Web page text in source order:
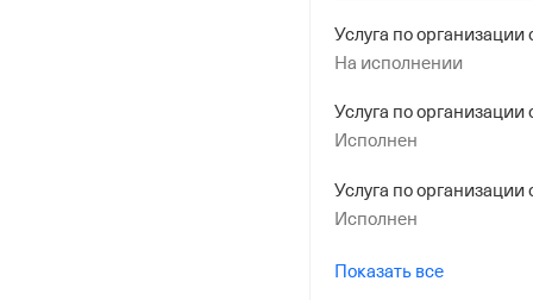
Дата регистрации
11 июля 2007
Наименование
Отделение Фонда
Регистрационный
1026810083
На исполнении
Исполнен
Исполнен
Показать все